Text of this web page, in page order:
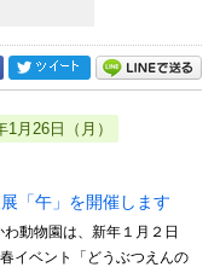
月26日（月）
「午」を開催します
動物園は、新年１月２日
イベント「どうぶつえんの